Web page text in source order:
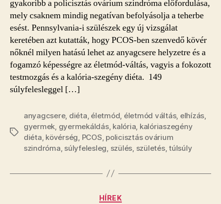
javítja
a
policisztás
ovárium
szindrómás
(PCOS)
nők
fogamzó
gyakoribb a policisztás ovárium szindróma előfordulása,
mely csaknem mindig negatívan befolyásolja a teherbe
esést. Pennsylvania-i szülészek egy új vizsgálat
keretében azt kutatták, hogy PCOS-ben szenvedő kövér
nőknél milyen hatású lehet az anyagcsere helyzetre és a
fogamzó képességre az életmód-váltás, vagyis a fokozott
testmozgás és a kalória-szegény diéta. 149
súlyfelesleggel […]
Címkék
anyagcsere, diéta életmód életmód váltás, elhízás
gyermek gyermekáldás, kalória kalóriaszegény
diéta kövérség PCOS policisztás ovárium
szindróma súlyfelesleg szülés születés,túlsúly
Kategóriák
HÍREK